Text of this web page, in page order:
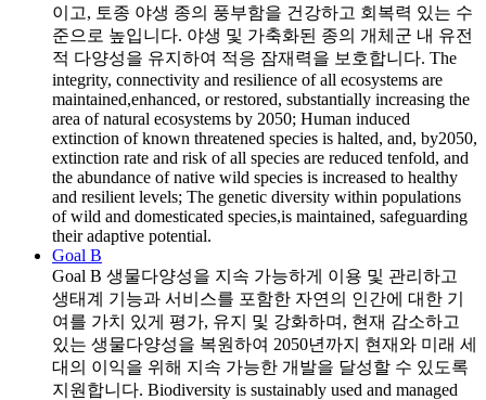
이고, 토종 야생 종의 풍부함을 건강하고 회복력 있는 수
준으로 높입니다. 야생 및 가축화된 종의 개체군 내 유전
적 다양성을 유지하여 적응 잠재력을 보호합니다. The
integrity, connectivity and resilience of all ecosystems are
maintained,enhanced, or restored, substantially increasing the
area of natural ecosystems by 2050; Human induced
extinction of known threatened species is halted, and, by2050,
extinction rate and risk of all species are reduced tenfold, and
the abundance of native wild species is increased to healthy
and resilient levels; The genetic diversity within populations
of wild and domesticated species,is maintained, safeguarding
their adaptive potential.
Goal B
Goal B 생물다양성을 지속 가능하게 이용 및 관리하고
생태계 기능과 서비스를 포함한 자연의 인간에 대한 기
여를 가치 있게 평가, 유지 및 강화하며, 현재 감소하고
있는 생물다양성을 복원하여 2050년까지 현재와 미래 세
대의 이익을 위해 지속 가능한 개발을 달성할 수 있도록
지원합니다. Biodiversity is sustainably used and managed